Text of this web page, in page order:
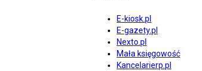
E-kiosk.pl
E-gazety.pl
Nexto.pl
Mała księgowość
Kancelarierp.pl